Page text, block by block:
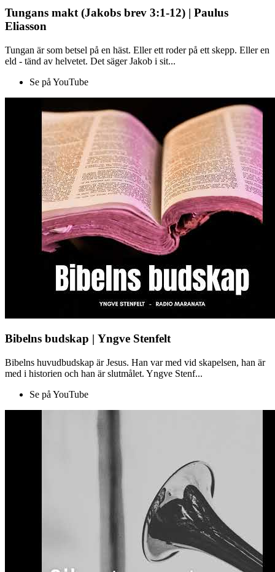
Tungans makt (Jakobs brev 3:1-12) | Paulus
Eliasson
Tungan är som betsel på en häst. Eller ett roder på ett skepp. Eller en
eld - tänd av helvetet. Det säger Jakob i sit...
Se på YouTube
Bibelns budskap | Yngve Stenfelt
Bibelns huvudbudskap är Jesus. Han var med vid skapelsen, han är
med i historien och han är slutmålet. Yngve Stenf...
Se på YouTube